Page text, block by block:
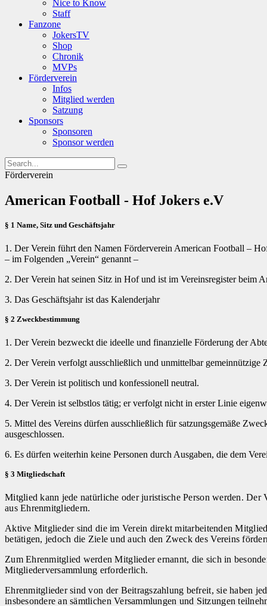
Nice to Know
Staff
Fanzone
JokersTV
Shop
Chronik
MVPs
Förderverein
Infos
Mitglied werden
Satzung
Sponsors
Sponsoren
Sponsor werden
Förderverein
American Football - Hof Jokers e.V
§ 1 Name, Sitz und Geschäftsjahr
1. Der Verein führt den Namen Förderverein American Football –
– im Folgenden „Verein“ genannt –
2. Der Verein hat seinen Sitz in Hof und ist im Vereinsregister beim
3. Das Geschäftsjahr ist das Kalenderjahr
§ 2 Zweckbestimmung
1. Der Verein bezweckt die ideelle und finanzielle Förderung der
2. Der Verein verfolgt ausschließlich und unmittelbar
3. Der Verein ist politisch und konfessionell neutral.
4. Der Verein ist selbstlos tätig; er verfolgt nicht in erster Linie
5. Mittel des Vereins dürfen ausschließlich für satzungsgemäße
ausgeschlossen.
6. Es dürfen weiterhin keine Personen durch Ausgaben, die dem
§ 3 Mitgliedschaft
Mitglied kann jede natürliche oder juristische Person werden.
aus Ehrenmitgliedern.
Aktive Mitglieder sind die im Verein direkt mitarbeitenden
betätigen, jedoch die Ziele und auch den Zweck des Vereins
Zum Ehrenmitglied werden Mitglieder ernannt, die sich in
Mitgliederversammlung erforderlich.
Ehrenmitglieder sind von der Beitragszahlung befreit, sie haben
insbesondere an sämtlichen Versammlungen und Sitzungen